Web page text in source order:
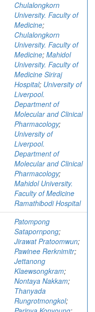
Chulalongkorn
University. Faculty of
Medicine;
Chulalongkorn
University. Faculty of
Medicine; Mahidol
University. Faculty of
Medicine Siriraj
Hospital; University of
Liverpool.
Department of
Molecular and Clinical
Pharmacology;
University of
Liverpool.
Department of
Molecular and Clinical
Pharmacology;
Mahidol University.
Faculty of Medicine
Ramathibodi Hospital
Patompong
Satapornpong;
Jirawat Pratoomwun;
Pawinee Rerknimitr;
Jettanong
Klaewsongkram;
Nontaya Nakkam;
Thanyada
Rungrotmongkol;